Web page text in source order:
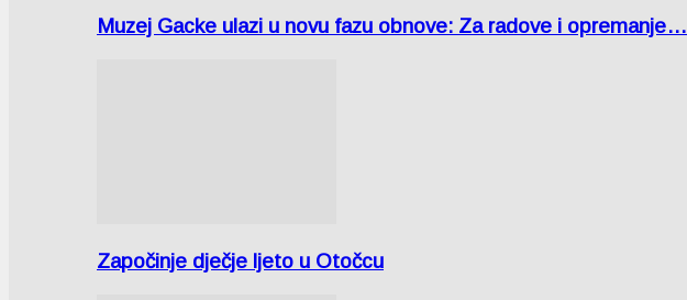
Muzej Gacke ulazi u novu fazu obnove: Za radove i opremanje…
Započinje dječje ljeto u Otočcu